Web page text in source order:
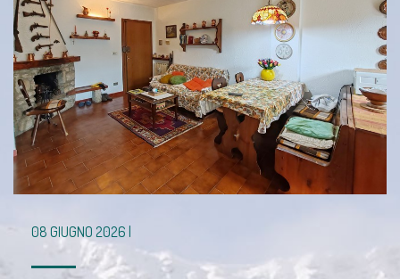
08 GIUGNO 2026 |